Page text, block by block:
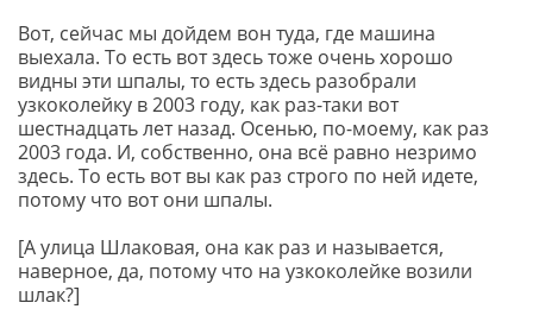
Вот, сейчас мы дойдем вон туда, где машина
выехала. То есть вот здесь тоже очень хорошо
видны эти шпалы, то есть здесь разобрали
узкоколейку в 2003 году, как раз-таки вот
шестнадцать лет назад. Осенью, по-моему, как раз
2003 года. И, собственно, она всё равно незримо
здесь. То есть вот вы как раз строго по ней идете,
потому что вот они шпалы.
[А улица Шлаковая, она как раз и называется,
наверное, да, потому что на узкоколейке возили
шлак?]